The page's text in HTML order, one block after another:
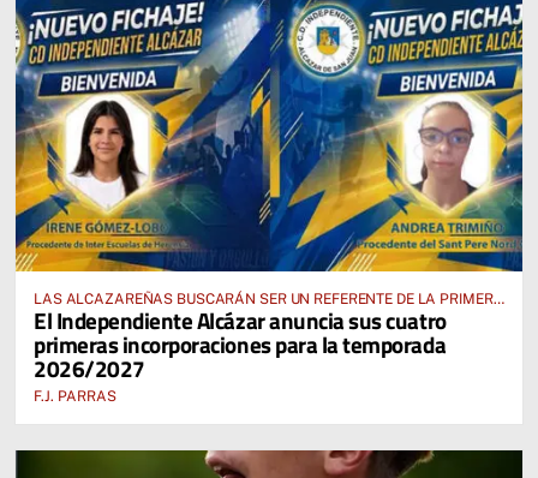
LAS ALCAZAREÑAS BUSCARÁN SER UN REFERENTE DE LA PRIMERA
AUTONÓMICA PREFERENTE FEMENINA
El Independiente Alcázar anuncia sus cuatro
primeras incorporaciones para la temporada
2026/2027
F.J. PARRAS